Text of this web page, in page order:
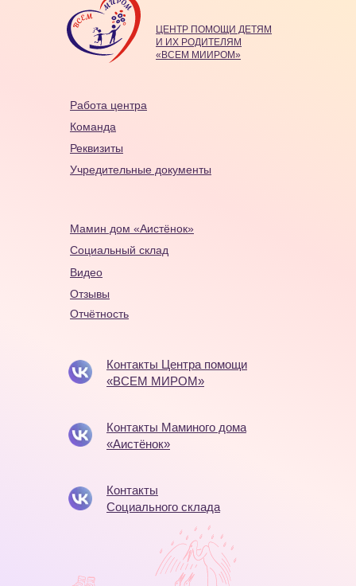
Контакты Маминого дома
«Аистёнок»
Контакты
Социального склада
Контакты Центра помощи
«ВСЕМ МИРОМ»
Отчётность
Мамин дом «Аистёнок»
Социальный склад
Видео
Отзывы
Работа центра
Команда
Реквизиты
Учредительные документы
ЦЕНТР ПОМОЩИ ДЕТЯМ
И ИХ РОДИТЕЛЯМ
«ВСЕМ МИИРОМ»